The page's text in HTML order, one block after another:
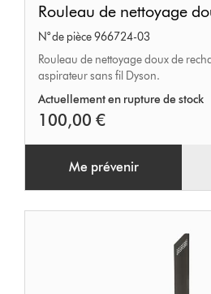
de
nettoyage
doux
Rouleau de nettoyage
N° de pièce 966724-03
Rouleau de nettoyage doux de
aspirateur sans fil Dyson.
Actuellement en rupture de stock
100,00 €
Me prévenir